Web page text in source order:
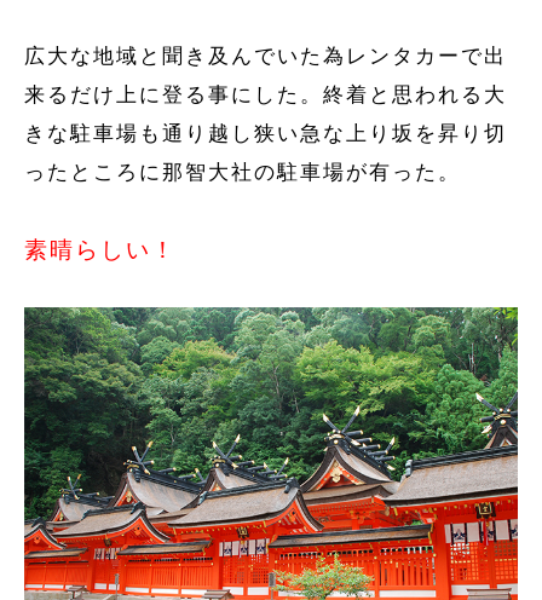
広大な地域と聞き及んでいた為レンタカーで出
来るだけ上に登る事にした。終着と思われる大
きな駐車場も通り越し狭い急な上り坂を昇り切
ったところに那智大社の駐車場が有った。
素晴らしい！